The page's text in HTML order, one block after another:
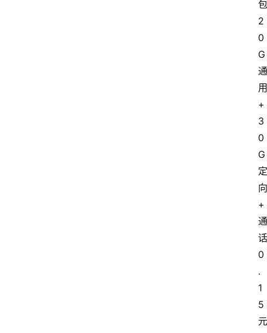
包
2
0
G
通
用
+
3
0
G
定
向
+
通
话
0
.
1
5
元